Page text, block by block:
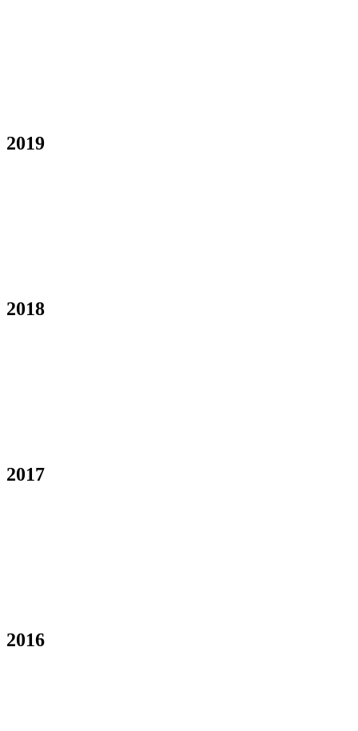
2019
2018
2017
2016